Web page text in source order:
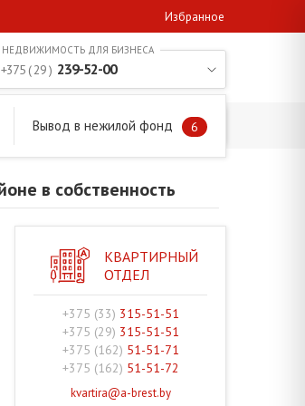
Избранное
Вывод в нежилой фонд 6
+375 ( 29 ) 239-52-00
в собственность
КВАРТИРНЫЙ
ОТДЕЛ
+375 (33) 315-51-51
+375 (29) 315-51-51
+375 (162) 51-51-71
+375 (162) 51-51-72
kvartira@a-brest.by